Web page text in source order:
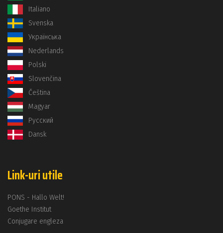
Italiano
Svenska
Українська
Nederlands
Polski
Slovenčina
Čeština
Magyar
Русский
Dansk
Link-uri utile
PONS - Hallo Welt!
Goethe Institut
Conjugare engleza